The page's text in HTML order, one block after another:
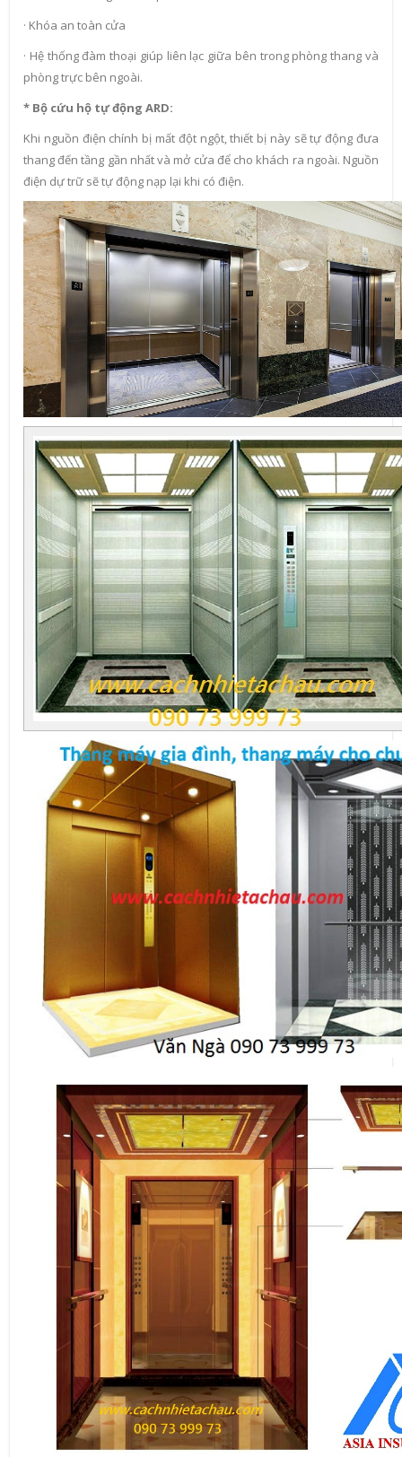
· Khóa an toàn cửa
· Hệ thống đàm thoại giúp liên lạc giữa bên trong phòng thang và
phòng trực bên ngoài.
* Bộ cứu hộ tự động ARD:
Khi nguồn điện chính bị mất đột ngột, thiết bị này sẽ tự động đưa
thang đến tầng gần nhất và mở cửa để cho khách ra ngoài. Nguồn
điện dự trữ sẽ tự động nạp lại khi có điện.